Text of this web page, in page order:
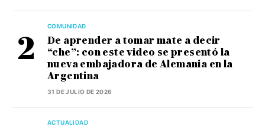
COMUNIDAD
De aprender a tomar mate a decir
“che”: con este video se presentó la
nueva embajadora de Alemania en la
Argentina
31 DE JULIO DE 2026
ACTUALIDAD